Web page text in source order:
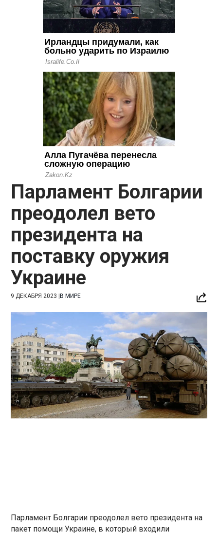
Парламент Болгарии
преодолел вето
президента на
поставку оружия
Украине
9 ДЕКАБРЯ 2023 |В МИРЕ
Парламент Болгарии преодолел вето президента на
пакет помощи Украине, в который входили